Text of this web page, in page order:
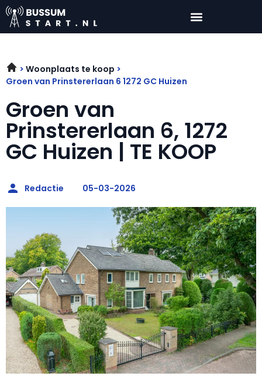
Woonplaats te koop
Groen van Prinstererlaan 6 1272 GC Huizen
Groen van
Prinstererlaan 6, 1272
GC Huizen | TE KOOP
Redactie 05-03-2026